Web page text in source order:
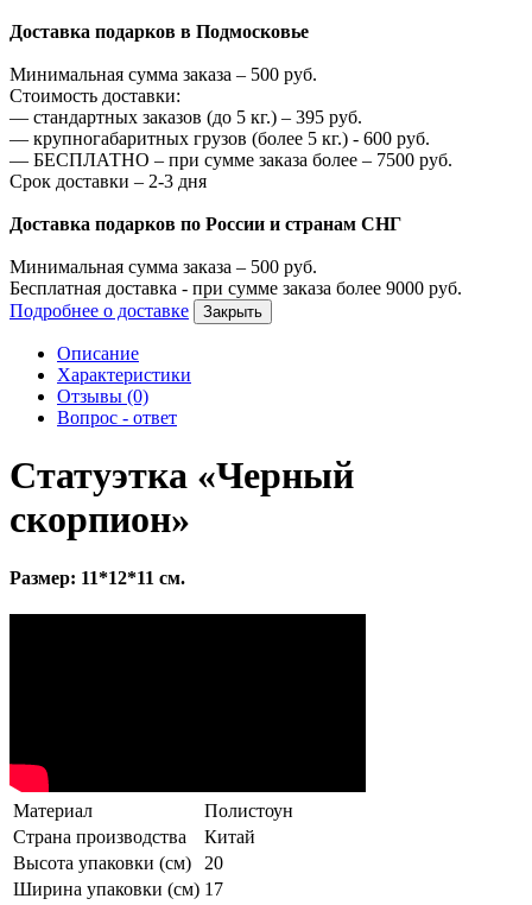
Доставка подарков в Подмосковье
Минимальная сумма заказа – 500 руб.
Стоимость доставки:
— стандартных заказов (до 5 кг.) – 395 руб.
— крупногабаритных грузов (более 5 кг.) - 600 руб.
— БЕСПЛАТНО – при сумме заказа более – 7500 руб.
Срок доставки – 2-3 дня
Доставка подарков по России и странам СНГ
Минимальная сумма заказа – 500 руб.
Бесплатная доставка - при сумме заказа более 9000 руб.
Подробнее о доставке
Закрыть
Описание
Характеристики
Отзывы (0)
Вопрос - ответ
Статуэтка «Черный
скорпион»
Размер: 11*12*11 см.
Материал
Полистоун
Страна производства
Китай
Высота упаковки (см)
20
Ширина упаковки (см) 17